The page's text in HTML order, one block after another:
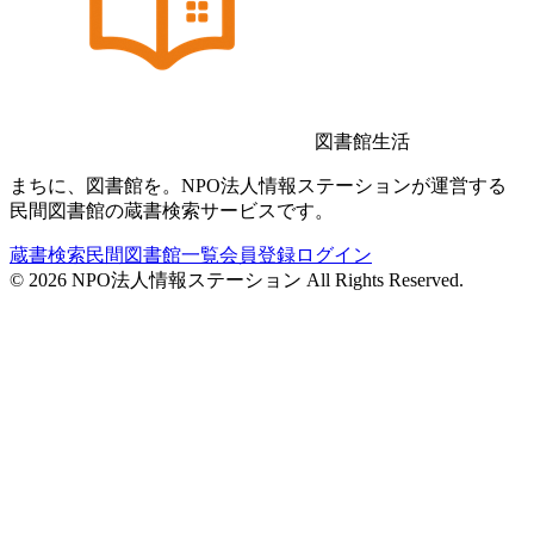
図書館生活
まちに、図書館を。NPO法人情報ステーションが運営する
民間図書館の蔵書検索サービスです。
蔵書検索民間図書館一覧会員登録ログイン
© 2026 NPO法人情報ステーション All Rights Reserved.